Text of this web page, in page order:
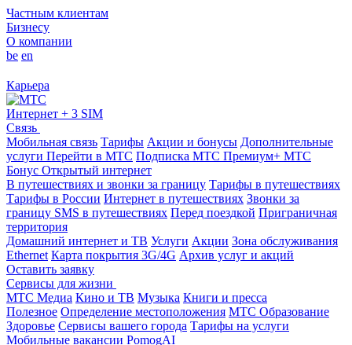
Частным клиентам
Бизнесу
О компании
be en
Карьера
Интернет + 3 SIM
Связь
Мобильная связь Тарифы Акции и бонусы Дополнительные
услуги Перейти в МТС Подписка МТС Премиум+ МТС
Бонус Открытый интернет
В путешествиях и звонки за границу Тарифы в путешествиях
Тарифы в России Интернет в путешествиях Звонки за
границу SMS в путешествиях Перед поездкой Приграничная
территория
Домашний интернет и ТВ Услуги Акции Зона обслуживания
Ethernet Карта покрытия 3G/4G Архив услуг и акций
Оставить заявку
Сервисы для жизни
МТС Медиа Кино и ТВ Музыка Книги и пресса
Полезное Определение местоположения МТС Образование
Здоровье Сервисы вашего города Тарифы на услуги
Мобильные вакансии PomogAI